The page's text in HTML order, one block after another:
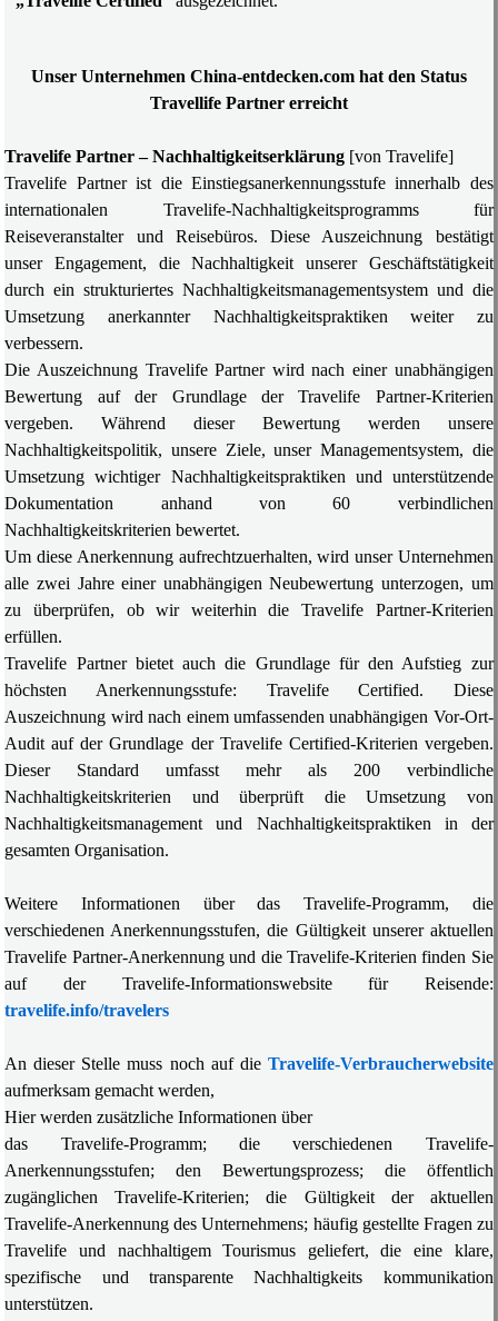
Unser Unternehmen China-entdecken.com hat den Status
Travellife Partner erreicht
Travelife Partner – Nachhaltigkeitserklärung [von Travelife]
Travelife Partner ist die Einstiegsanerkennungsstufe innerhalb des
internationalen Travelife-Nachhaltigkeitsprogramms für
Reiseveranstalter und Reisebüros. Diese Auszeichnung bestätigt
unser Engagement, die Nachhaltigkeit unserer Geschäftstätigkeit
durch ein strukturiertes Nachhaltigkeitsmanagementsystem und die
Umsetzung anerkannter Nachhaltigkeitspraktiken weiter zu
verbessern.
Die Auszeichnung Travelife Partner wird nach einer unabhängigen
Bewertung auf der Grundlage der Travelife Partner-Kriterien
vergeben. Während dieser Bewertung werden unsere
Nachhaltigkeitspolitik, unsere Ziele, unser Managementsystem, die
Umsetzung wichtiger Nachhaltigkeitspraktiken und unterstützende
Dokumentation anhand von 60 verbindlichen
Nachhaltigkeitskriterien bewertet.
Um diese Anerkennung aufrechtzuerhalten, wird unser Unternehmen
alle zwei Jahre einer unabhängigen Neubewertung unterzogen, um
zu überprüfen, ob wir weiterhin die Travelife Partner-Kriterien
erfüllen.
Travelife Partner bietet auch die Grundlage für den Aufstieg zur
höchsten Anerkennungsstufe: Travelife Certified. Diese
Auszeichnung wird nach einem umfassenden unabhängigen Vor-Ort-
Audit auf der Grundlage der Travelife Certified-Kriterien vergeben.
Dieser Standard umfasst mehr als 200 verbindliche
Nachhaltigkeitskriterien und überprüft die Umsetzung von
Nachhaltigkeitsmanagement und Nachhaltigkeitspraktiken in der
gesamten Organisation.
Weitere Informationen über das Travelife-Programm, die
verschiedenen Anerkennungsstufen, die Gültigkeit unserer aktuellen
Travelife Partner-Anerkennung und die Travelife-Kriterien finden Sie
auf der Travelife-Informationswebsite für Reisende:
travelife.info/travelers
An dieser Stelle muss noch auf die Travelife-Verbraucherwebsite
aufmerksam gemacht werden,
Hier werden zusätzliche Informationen über
das Travelife-Programm; die verschiedenen Travelife-
Anerkennungsstufen; den Bewertungsprozess; die öffentlich
zugänglichen Travelife-Kriterien; die Gültigkeit der aktuellen
Travelife-Anerkennung des Unternehmens; häufig gestellte Fragen zu
Travelife und nachhaltigem Tourismus geliefert, die eine klare,
spezifische und transparente Nachhaltigkeits kommunikation
unterstützen.